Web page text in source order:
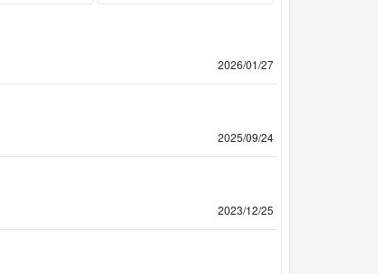
2026/01/27
2025/09/24
2023/12/25